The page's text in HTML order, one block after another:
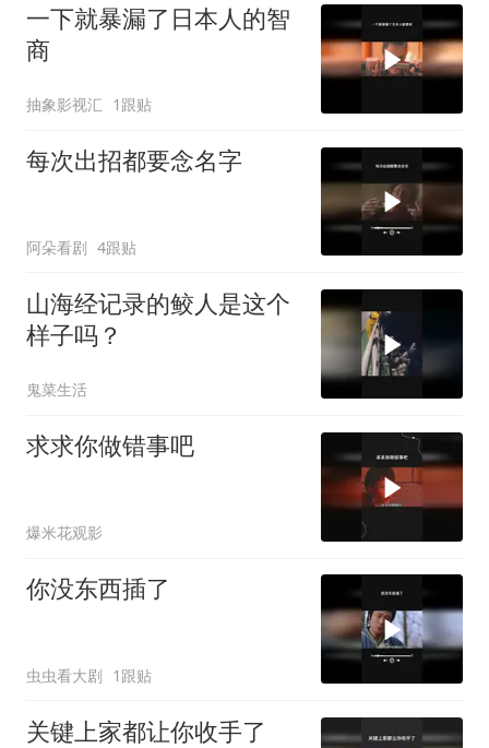
一下就暴漏了日本人的智
商
抽象影视汇 1跟贴
每次出招都要念名字
阿朵看剧 4跟贴
山海经记录的鲛人是这个
样子吗？
鬼菜生活
求求你做错事吧
爆米花观影
你没东西插了
虫虫看大剧 1跟贴
关键上家都让你收手了